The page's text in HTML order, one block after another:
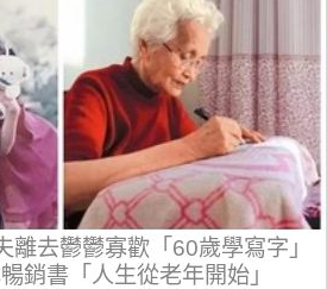
離去鬱鬱寡歡「60歲學寫字」
銷書「人生從老年開始」